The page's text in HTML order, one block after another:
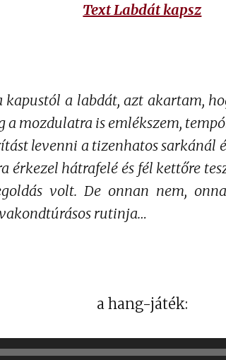
Text Labdát kapsz
kapustól a labdát, azt akartam,
a mozdulatra is emlékszem,
levenni a tizenhatos sarkánál
érkezel hátrafelé és fél kettőre
volt. De onnan nem,
rutinja…
a hang-játék:
Audió